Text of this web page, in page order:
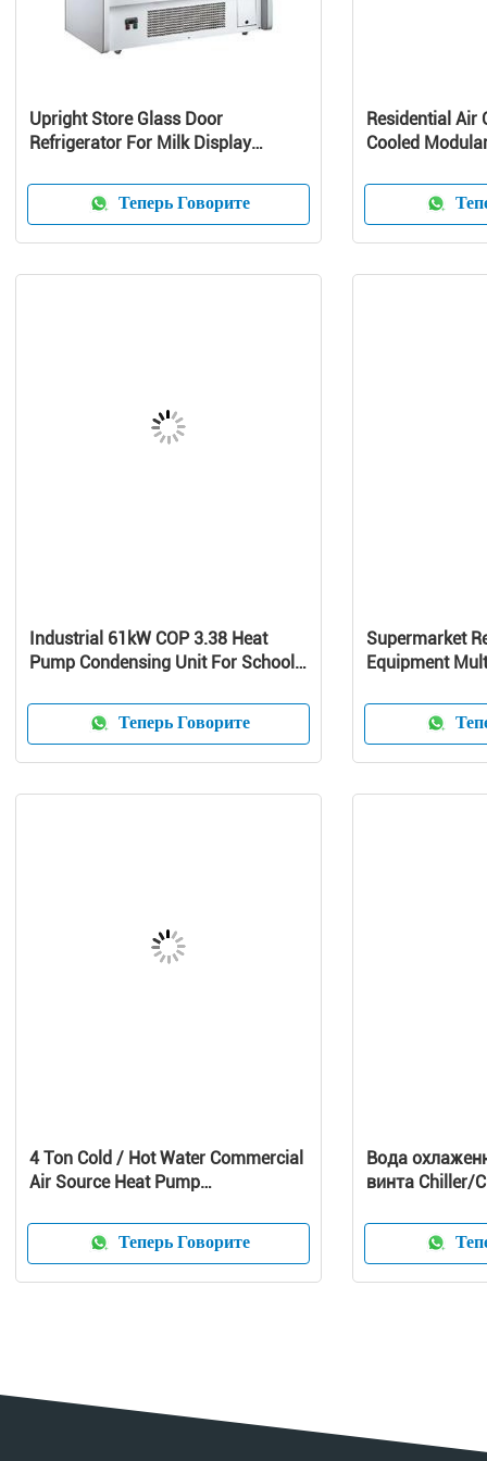
Upright Store Glass Door
Refrigerator For Milk Display
Теперь Говорите
Residential Air
Cooled
Industrial 61kW COP 3.38 Heat
Pump Condensing Unit For School /
Теперь Говорите
Supermarket
Equipment
4 Ton Cold / Hot Water Commercial
Air Source Heat Pump
Теперь Говорите
Вода
винта Chiller/
охладитель